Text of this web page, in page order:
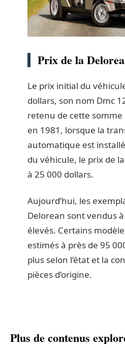
Prix de la
Le prix initial du
dollars, son nom Dmc
retenu de cette
en 1981, lorsque la
automatique est
du véhicule, le prix de
à 25 000 dollars.
Aujourd’hui, les
Delorean sont vendus
élevés. Certains
estimés à près de 95
plus selon l’état et la
pièces d’origine.
Plus de contenus